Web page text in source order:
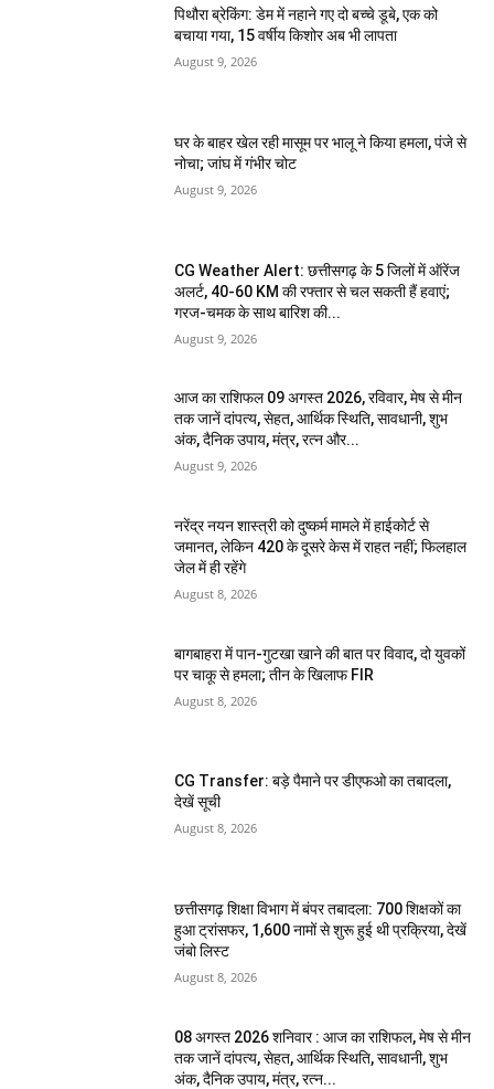
पिथौरा ब्रेकिंग: डेम में नहाने गए दो बच्चे डूबे, एक को
बचाया गया, 15 वर्षीय किशोर अब भी लापता
August 9, 2026
घर के बाहर खेल रही मासूम पर भालू ने किया हमला, पंजे से
नोचा; जांघ में गंभीर चोट
August 9, 2026
CG Weather Alert: छत्तीसगढ़ के 5 जिलों में ऑरेंज
अलर्ट, 40-60 KM की रफ्तार से चल सकती हैं हवाएं;
गरज-चमक के साथ बारिश की...
August 9, 2026
आज का राशिफल 09 अगस्त 2026, रविवार, मेष से मीन
तक जानें दांपत्य, सेहत, आर्थिक स्थिति, सावधानी, शुभ
अंक, दैनिक उपाय, मंत्र, रत्न और...
August 9, 2026
नरेंद्र नयन शास्त्री को दुष्कर्म मामले में हाईकोर्ट से
जमानत, लेकिन 420 के दूसरे केस में राहत नहीं; फिलहाल
जेल में ही रहेंगे
August 8, 2026
बागबाहरा में पान-गुटखा खाने की बात पर विवाद, दो युवकों
पर चाकू से हमला; तीन के खिलाफ FIR
August 8, 2026
CG Transfer: बड़े पैमाने पर डीएफओ का तबादला,
देखें सूची
August 8, 2026
छत्तीसगढ़ शिक्षा विभाग में बंपर तबादला: 700 शिक्षकों का
हुआ ट्रांसफर, 1,600 नामों से शुरू हुई थी प्रक्रिया, देखें
जंबो लिस्ट
August 8, 2026
08 अगस्त 2026 शनिवार : आज का राशिफल, मेष से मीन
तक जानें दांपत्य, सेहत, आर्थिक स्थिति, सावधानी, शुभ
अंक, दैनिक उपाय, मंत्र, रत्न...